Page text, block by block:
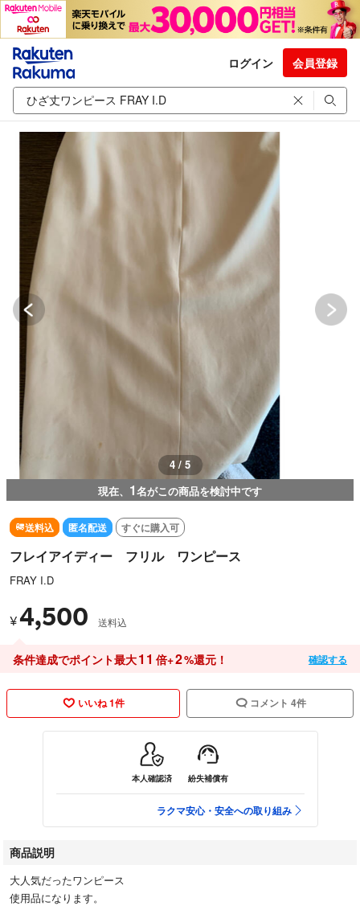
ログイン 会員登録
4 / 5
現在、 1名がこの商品を検討中です
送料込 匿名配送 すぐに購入可
フレイアイディー フリル ワンピース
FRAY I.D
¥4,500 送料込
条件達成でポイント最大11 倍+2%還元！ 確認する
いいね 1件 コメント 4件
本人確認済 紛失補償有
ラクマ安心・安全への取り組み
商品説明
大人気だったワンピース
使用品になります。